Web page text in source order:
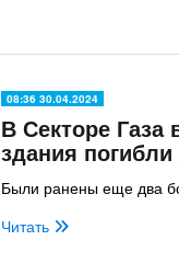
08:36 30.04.2024
В Секторе Газа
здания
Были ранены еще два
Читать